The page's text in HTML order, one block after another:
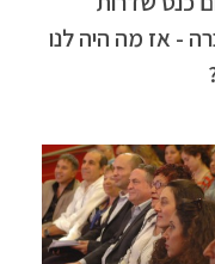
- אז מה היה לנו